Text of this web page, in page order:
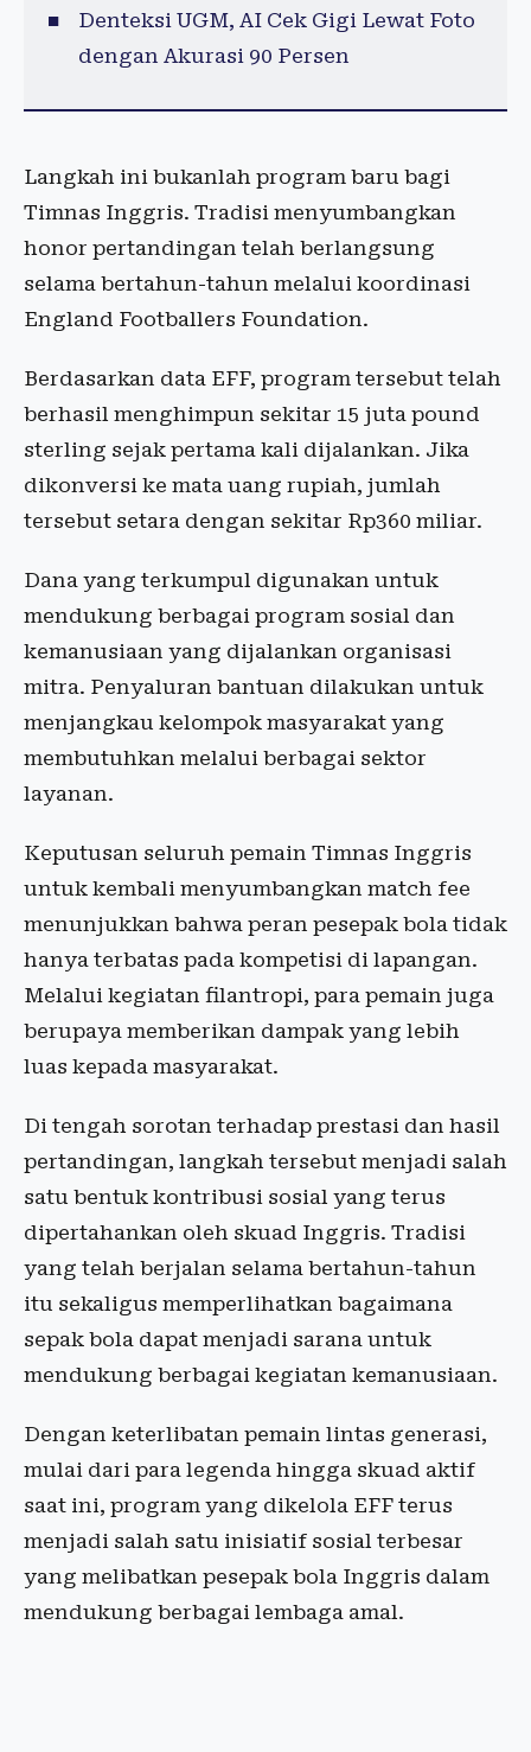
Denteksi UGM, AI Cek Gigi Lewat Foto
dengan Akurasi 90 Persen
Langkah ini bukanlah program baru bagi
Timnas Inggris. Tradisi menyumbangkan
honor pertandingan telah berlangsung
selama bertahun-tahun melalui koordinasi
England Footballers Foundation.
Berdasarkan data EFF, program tersebut telah
berhasil menghimpun sekitar 15 juta pound
sterling sejak pertama kali dijalankan. Jika
dikonversi ke mata uang rupiah, jumlah
tersebut setara dengan sekitar Rp360 miliar.
Dana yang terkumpul digunakan untuk
mendukung berbagai program sosial dan
kemanusiaan yang dijalankan organisasi
mitra. Penyaluran bantuan dilakukan untuk
menjangkau kelompok masyarakat yang
membutuhkan melalui berbagai sektor
layanan.
Keputusan seluruh pemain Timnas Inggris
untuk kembali menyumbangkan match fee
menunjukkan bahwa peran pesepak bola tidak
hanya terbatas pada kompetisi di lapangan.
Melalui kegiatan filantropi, para pemain juga
berupaya memberikan dampak yang lebih
luas kepada masyarakat.
Di tengah sorotan terhadap prestasi dan hasil
pertandingan, langkah tersebut menjadi salah
satu bentuk kontribusi sosial yang terus
dipertahankan oleh skuad Inggris. Tradisi
yang telah berjalan selama bertahun-tahun
itu sekaligus memperlihatkan bagaimana
sepak bola dapat menjadi sarana untuk
mendukung berbagai kegiatan kemanusiaan.
Dengan keterlibatan pemain lintas generasi,
mulai dari para legenda hingga skuad aktif
saat ini, program yang dikelola EFF terus
menjadi salah satu inisiatif sosial terbesar
yang melibatkan pesepak bola Inggris dalam
mendukung berbagai lembaga amal.